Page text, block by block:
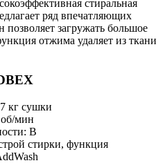
стиральная
ряд впечатляющих
загружать большое
отжима удаляет из ткани
кг сушки
мин
B
стирки, функция